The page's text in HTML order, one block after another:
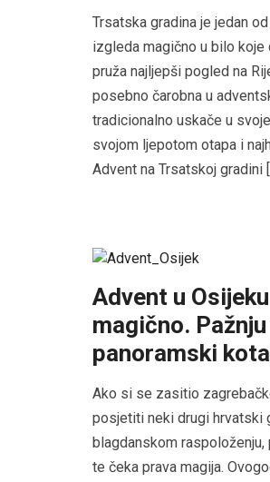
Trsatska gradina je jedan
izgleda magično u bilo
pruža najljepši pogled na
posebno čarobna u
tradicionalno uskače u
svojom ljepotom otapa i
Advent na Trsatskoj gradini
Advent u
magično.
panoramski
Ako si se zasitio
posjetiti neki drugi hrvatski
blagdanskom
te čeka prava magija.